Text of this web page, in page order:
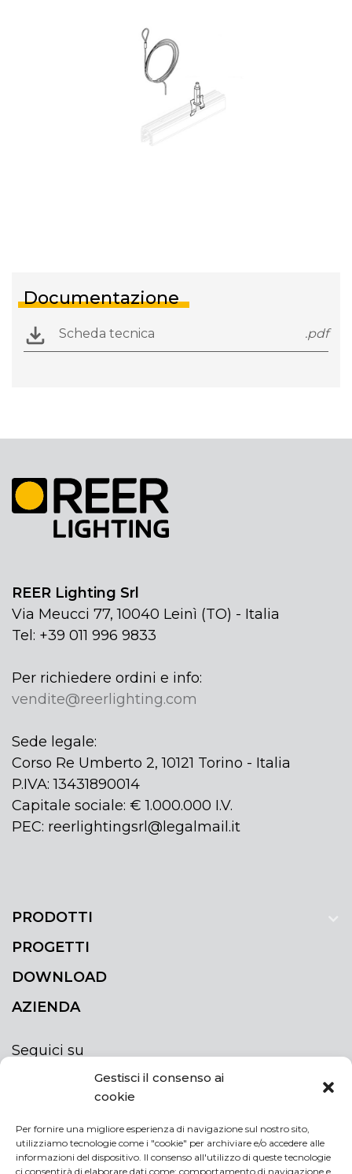
Gestisci il consenso ai
cookie
Per fornire una migliore esperienza di navigazione sul nostro sito,
utilizziamo tecnologie come i "cookie" per archiviare e/o accedere alle
informazioni del dispositivo. Il consenso all'utilizzo di queste tecnologie
ci consentirà di elaborare dati come: comportamento di navigazione e
Documentazione
Scheda tecnica .pdf
REER Lighting Srl
Via Meucci 77, 10040 Leinì (TO) - Italia
Tel: +39 011 996 9833
Per richiedere ordini e info:
vendite@reerlighting.com
Sede legale:
Corso Re Umberto 2, 10121 Torino - Italia
P.IVA: 13431890014
Capitale sociale: € 1.000.000 I.V.
PEC: reerlightingsrl@legalmail.it
PRODOTTI
PROGETTI
DOWNLOAD
AZIENDA
Seguici su
ISCRIVITI ALLA NEWSLETTER
Rimani sempre aggiornato iscrivendoti alla